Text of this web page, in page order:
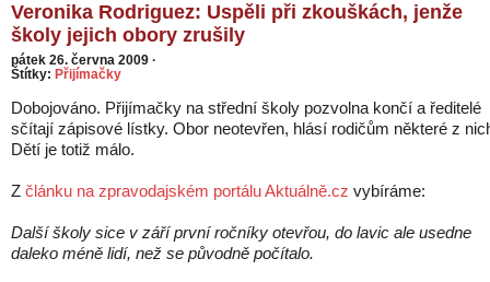
Veronika Rodriguez: Uspěli při zkouškách, jenže
školy jejich obory zrušily
pátek 26. června 2009 ·
Štítky: Přijímačky
Dobojováno. Přijímačky na střední školy pozvolna končí a ředitelé
sčítají zápisové lístky. Obor neotevřen, hlásí rodičům některé z
Dětí je totiž málo.
Z článku na zpravodajském portálu Aktuálně.cz vybíráme:
Další školy sice v září první ročníky otevřou, do lavic ale usedne
daleko méně lidí, než se původně počítalo.